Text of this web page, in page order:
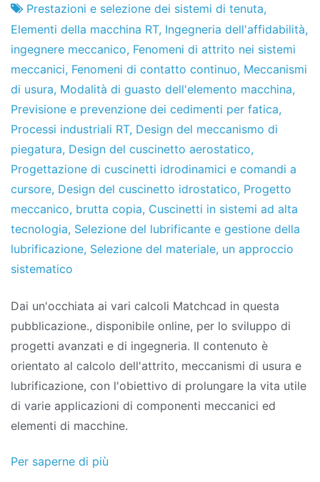
Prestazioni e selezione dei sistemi di tenuta,
Elementi della macchina RT, Ingegneria dell'affidabilità,
ingegnere meccanico, Fenomeni di attrito nei sistemi
meccanici, Fenomeni di contatto continuo, Meccanismi
di usura, Modalità di guasto dell'elemento macchina,
Previsione e prevenzione dei cedimenti per fatica,
Processi industriali RT, Design del meccanismo di
piegatura, Design del cuscinetto aerostatico,
Progettazione di cuscinetti idrodinamici e comandi a
cursore, Design del cuscinetto idrostatico, Progetto
meccanico, brutta copia, Cuscinetti in sistemi ad alta
tecnologia, Selezione del lubrificante e gestione della
lubrificazione, Selezione del materiale, un approccio
sistematico
Dai un'occhiata ai vari calcoli Matchcad in questa
pubblicazione., disponibile online, per lo sviluppo di
progetti avanzati e di ingegneria. Il contenuto è
orientato al calcolo dell'attrito, meccanismi di usura e
lubrificazione, con l'obiettivo di prolungare la vita utile
di varie applicazioni di componenti meccanici ed
elementi di macchine.
Per saperne di più